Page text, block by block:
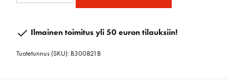
määräIlmainen toimitus yli 50 euron tilauksiin!
Tuotetunnus (SKU): B300821B